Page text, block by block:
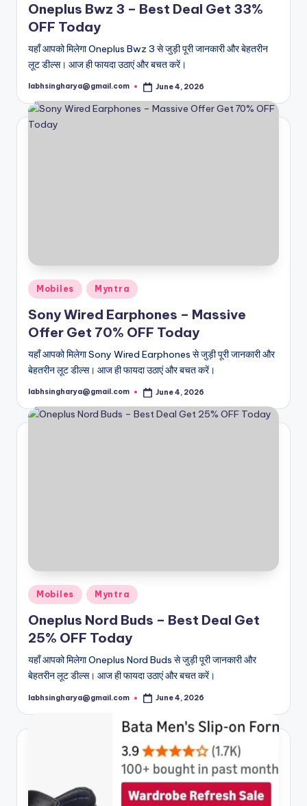
Oneplus Bwz 3 – Best Deal Get 33%
OFF Today
यहाँ आपको मिलेगा Oneplus Bwz 3 से जुड़ी पूरी जानकारी और बेहतरीन
लूट डील्स। आज ही फायदा उठाएं और बचत करें।
Posted
labhsingharya@gmail.com June 4, 2026
Posted
in
Mobiles Myntra
Sony Wired Earphones – Massive
Offer Get 70% OFF Today
यहाँ आपको मिलेगा Sony Wired Earphones से जुड़ी पूरी जानकारी और
बेहतरीन लूट डील्स। आज ही फायदा उठाएं और बचत करें।
Posted
labhsingharya@gmail.com June 4, 2026
Posted
in
Mobiles Myntra
Oneplus Nord Buds – Best Deal Get
25% OFF Today
यहाँ आपको मिलेगा Oneplus Nord Buds से जुड़ी पूरी जानकारी और
बेहतरीन लूट डील्स। आज ही फायदा उठाएं और बचत करें।
Posted
labhsingharya@gmail.com June 4, 2026